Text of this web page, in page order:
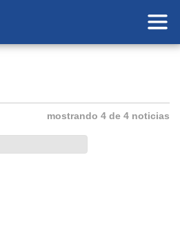
mostrando 4 de 4 noticias